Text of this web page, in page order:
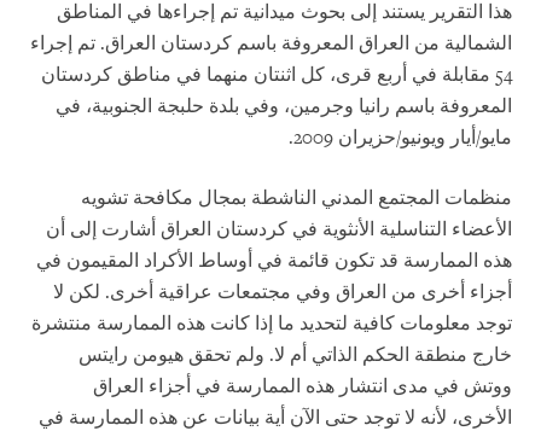
هذا التقرير يستند إلى بحوث ميدانية تم إجراءها في المناطق
الشمالية من العراق المعروفة باسم كردستان العراق. تم إجراء
54 مقابلة في أربع قرى، كل اثنتان منهما في مناطق كردستان
المعروفة باسم رانيا وجرمين، وفي بلدة حلبجة الجنوبية، في
مايو/أيار ويونيو/حزيران 2009.
منظمات المجتمع المدني الناشطة بمجال مكافحة تشويه
الأعضاء التناسلية الأنثوية في كردستان العراق أشارت إلى أن
هذه الممارسة قد تكون قائمة في أوساط الأكراد المقيمون في
أجزاء أخرى من العراق وفي مجتمعات عراقية أخرى. لكن لا
توجد معلومات كافية لتحديد ما إذا كانت هذه الممارسة منتشرة
خارج منطقة الحكم الذاتي أم لا. ولم تحقق هيومن رايتس
ووتش في مدى انتشار هذه الممارسة في أجزاء العراق
الأخرى، لأنه لا توجد حتى الآن أية بيانات عن هذه الممارسة في